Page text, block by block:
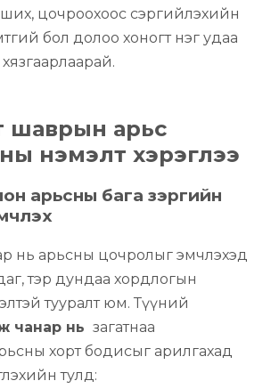
цочроохоос сэргийлэхийн
бол долоо хоногт нэг удаа
шаврын арьс
нэмэлт хэрэглээ
арьсны бага зэргийн
нь арьсны цочролыг эмчлэхэд
тэр дундаа хордлогын
тууралт юм. Түүний
чанар нь загатнаа
хорт бодисыг арилгахад
тулд: